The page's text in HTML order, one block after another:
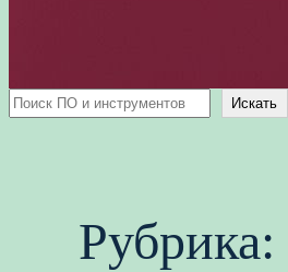
Поиск Искать
Рубрика: